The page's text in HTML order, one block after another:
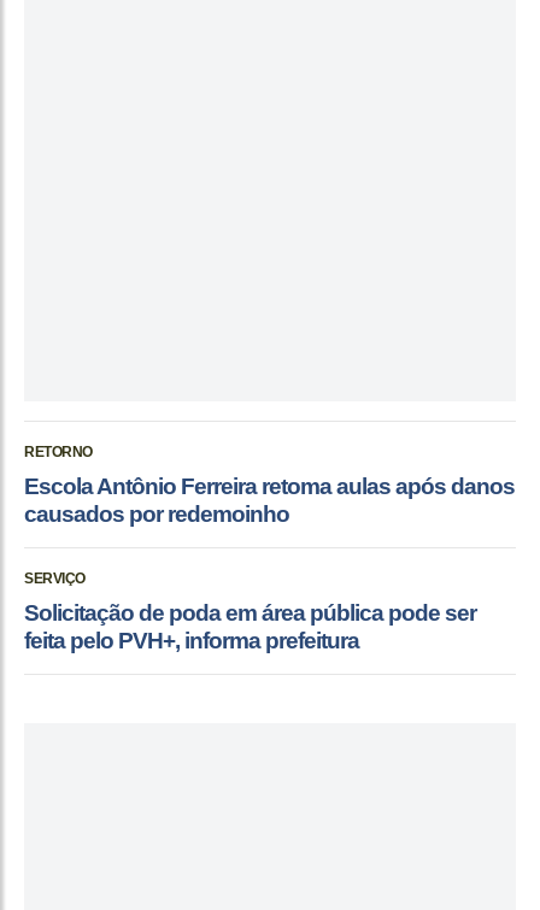
RETORNO
Escola Antônio Ferreira retoma aulas após danos
causados por redemoinho
SERVIÇO
Solicitação de poda em área pública pode ser
feita pelo PVH+, informa prefeitura